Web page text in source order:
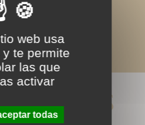
web usa
te permite
las que
activar
todas